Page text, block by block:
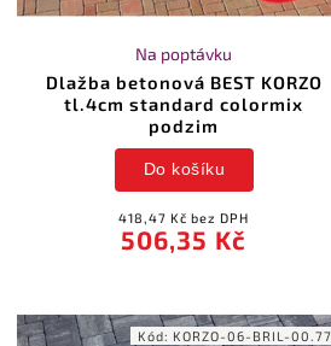
Dlažba betonová BEST KORZO
tl.4cm standard colormix
podzim
Na poptávku
418,47 Kč bez DPH
506,35 Kč
Do košíku
Kód: KORZO-06-BRIL-00.77